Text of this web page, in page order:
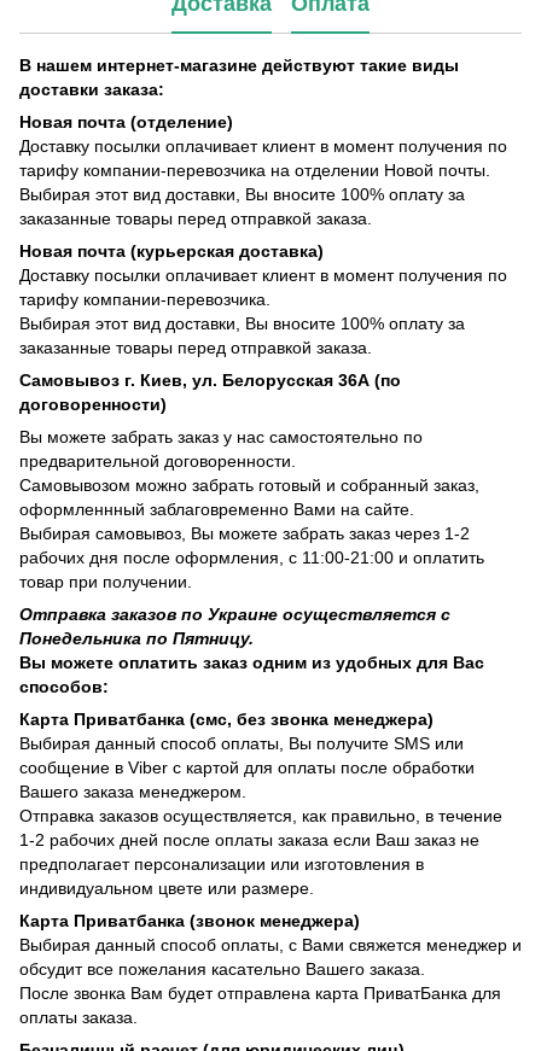
В нашем интернет-магазине действуют такие виды
доставки заказа:
Новая почта (отделение)
Доставку посылки оплачивает клиент в момент получения по
тарифу компании-перевозчика на отделении Новой почты.
Выбирая этот вид доставки, Вы вносите 100% оплату за
заказанные товары перед отправкой заказа.
Новая почта (курьерская доставка)
Доставку посылки оплачивает клиент в момент получения по
тарифу компании-перевозчика.
Выбирая этот вид доставки, Вы вносите 100% оплату за
заказанные товары перед отправкой заказа.
Самовывоз г. Киев, ул. Белорусская 36А (по
договоренности)
Вы можете забрать заказ у нас самостоятельно по
предварительной договоренности.
Самовывозом можно забрать готовый и собранный заказ,
оформленнный заблаговременно Вами на сайте.
Выбирая самовывоз, Вы можете забрать заказ через 1-2
рабочих дня после оформления, с 11:00-21:00 и оплатить
товар при получении.
Отправка заказов по Украине осуществляется с
Понедельника по Пятницу.
Вы можете оплатить заказ одним из удобных для Вас
способов:
Карта Приватбанка (смс, без звонка менеджера)
Выбирая данный способ оплаты, Вы получите SMS или
сообщение в Viber с картой для оплаты после обработки
Вашего заказа менеджером.
Отправка заказов осуществляется, как правильно, в течение
1-2 рабочих дней после оплаты заказа если Ваш заказ не
предполагает персонализации или изготовления в
индивидуальном цвете или размере.
Карта Приватбанка (звонок менеджера)
Выбирая данный способ оплаты, с Вами свяжется менеджер и
обсудит все пожелания касательно Вашего заказа.
После звонка Вам будет отправлена карта ПриватБанка для
оплаты заказа.